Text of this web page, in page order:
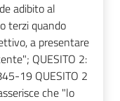
adibito al
terzi quando
a presentare
QUESITO 2:
19 QUESITO 2
che "lo